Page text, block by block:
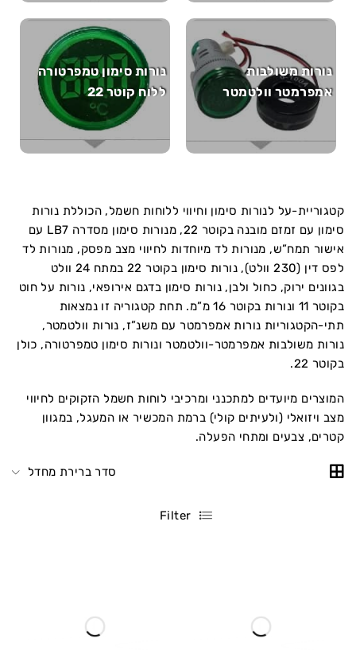
נורות משולבות
אמפרמטר וולטמטר
נורות סימון טמפרטורה
ללוח קוטר 22
קטגוריית-על לנורות סימון וחיווי ללוחות חשמל, הכוללת נורות
סימון עם זמזם מובנה בקוטר 22, מנורות סימון מסדרה LB7 עם
אישור תמח”ש, מנורות לד מיוחדות לחיווי מצב מפסק, מנורות לד
לפס דין (230 וולט), נורות סימון בקוטר 22 במתח 24 וולט
בגוונים ירוק, כחול ולבן, נורות סימון בדגם אירופאי, נורות על חוט
בקוטר 11 ונורות בקוטר 16 מ”מ. תחת קטגוריה זו נמצאות
תתי-הקטגוריות נורות אמפרמטר עם משנ”ז, נורות וולטמטר,
נורות משולבות אמפרמטר-וולטמטר ונורות סימון טמפרטורה, כולן
בקוטר 22.
המוצרים מיועדים למתכנני ומרכיבי לוחות חשמל הזקוקים לחיווי
מצב ויזואלי (ולעיתים קולי) ברמת המכשיר או המעגל, במגוון
קטרים, צבעים ומתחי הפעלה.
סדר ברירת מחדל
Filter